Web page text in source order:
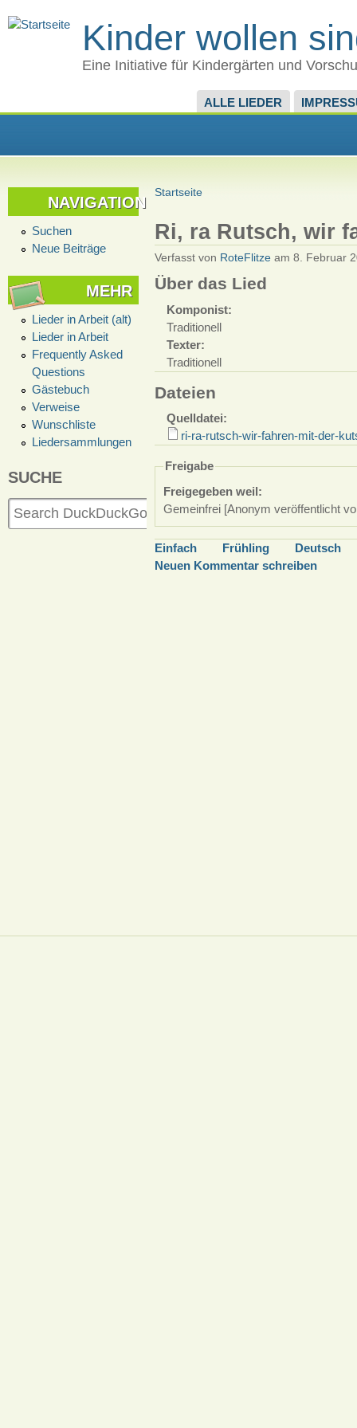
Kinder wollen
Eine Initiative für Kindergärten und
ALLE LIEDER
NAVIGATION
Suchen
Neue Beiträge
MEHR
Lieder in Arbeit (alt)
Lieder in Arbeit
Frequently Asked
Questions
Gästebuch
Verweise
Wunschliste
Liedersammlungen
SUCHE
Startseite
Ri, ra Rutsch, wir
Verfasst von RoteFlitzeam 8. Februar
Über das Lied
Komponist:
Traditionell
Texter:
Traditionell
Dateien
Quelldatei:
ri-ra-rutsch-wir-fahren-mit-der-
Freigabe
Freigegeben weil:
Gemeinfrei [Anonym veröffentlicht
Einfach Frühling Deutsch
Neuen Kommentar schreiben